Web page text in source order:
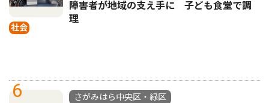
社会
障害者が地域の支え手に 子ども食堂で調
理
6
さがみはら中央区・緑区